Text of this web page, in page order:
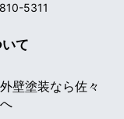
5311
て
壁塗装なら佐々